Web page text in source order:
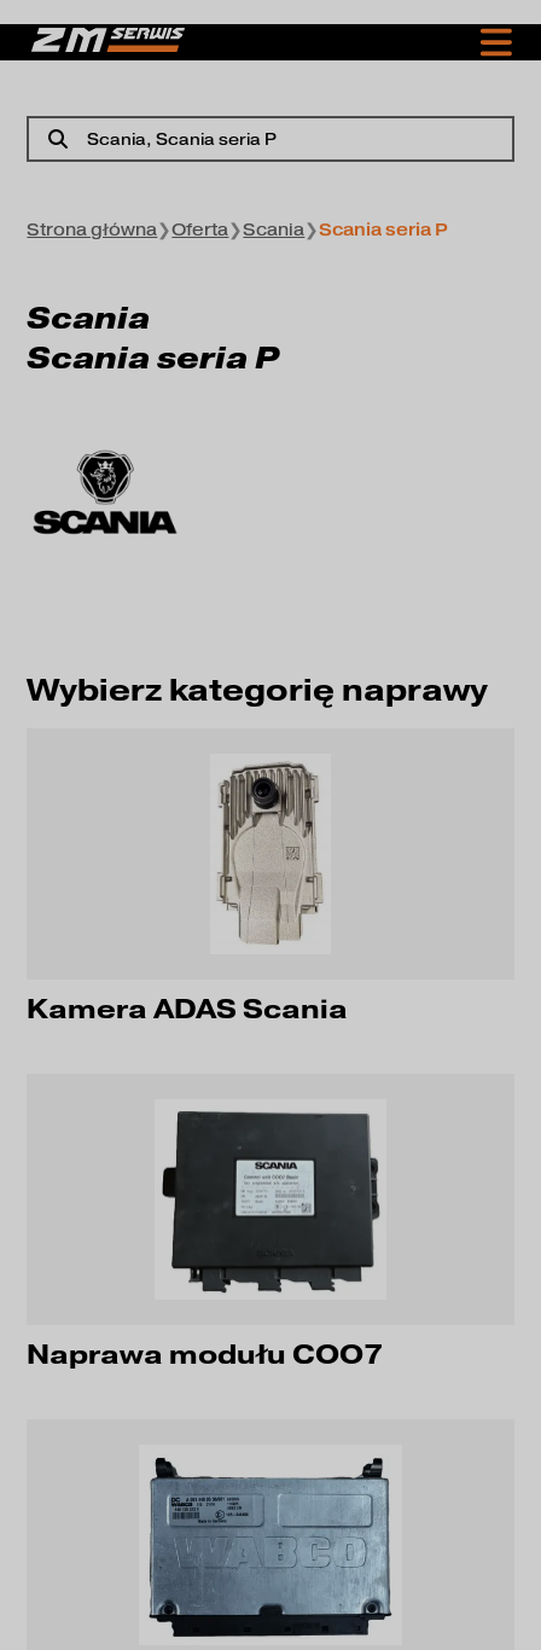
Scania, Scania seria P
Strona główna❯Oferta❯Scania❯Scania seria P
Scania
Scania seria P
Wybierz kategorię naprawy
Kamera ADAS Scania
Naprawa modułu COO7